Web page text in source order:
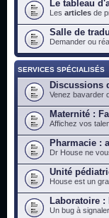
Le tableau
Les articles de
Salle de
Demander ou
SERVICES SPÉCIALISÉS
Discussions
Venez bavarder
Maternité :
Affichez vos
Pharmacie :
Dr House ne
Unité
House est un
Laboratoire :
Un bug à